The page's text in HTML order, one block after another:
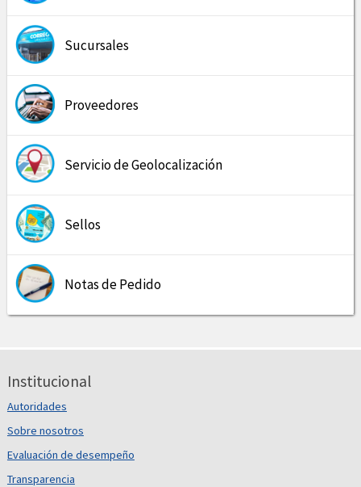
Sucursales
Proveedores
Servicio de Geolocalización
Sellos
Notas de Pedido
Institucional
Autoridades
Sobre nosotros
Evaluación de desempeño
Transparencia